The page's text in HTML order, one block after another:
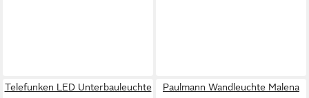
Telefunken LED Unterbauleuchte
Paulmann Wandleuchte Malena